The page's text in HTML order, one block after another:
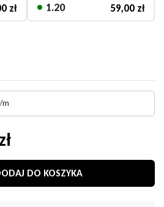
zł 1.20 59,00 zł
m
DO KOSZYKA